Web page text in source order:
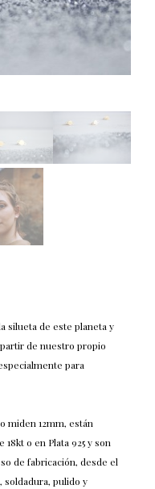
silueta de este planeta y
de nuestro propio
para
miden 12mm, están
o en Plata 925 y son
de fabricación, desde el
soldadura, pulido y